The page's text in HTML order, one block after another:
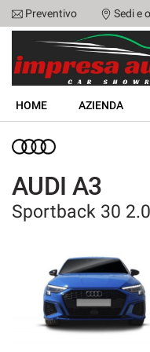
HOME
AZIENDA
LISTA VEICOLI
ACQUISTIAMO USATO
ASSISTENZA
Preventivo Sedi e
HOME AZIENDA
AUDI A3
Sportback 30
Le
preferenze
di
consenso
Il
seguente
pannello
consente
esprimere
preferenze
consenso
tecnologie